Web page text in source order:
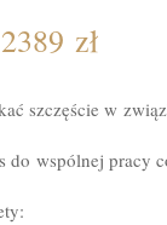
2389 złZakres
od
do
szczęście w
do wspólnej pracy